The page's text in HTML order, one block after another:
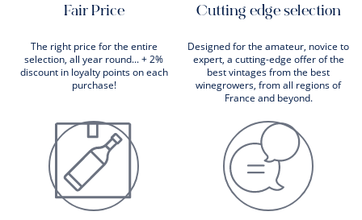
Fair Price
The right price for the entire
selection, all year round... + 2%
discount in loyalty points on each
purchase!
Cutting edge selection
Designed for the amateur, novice to
expert, a cutting-edge offer of the
best vintages from the best
winegrowers, from all regions of
France and beyond.